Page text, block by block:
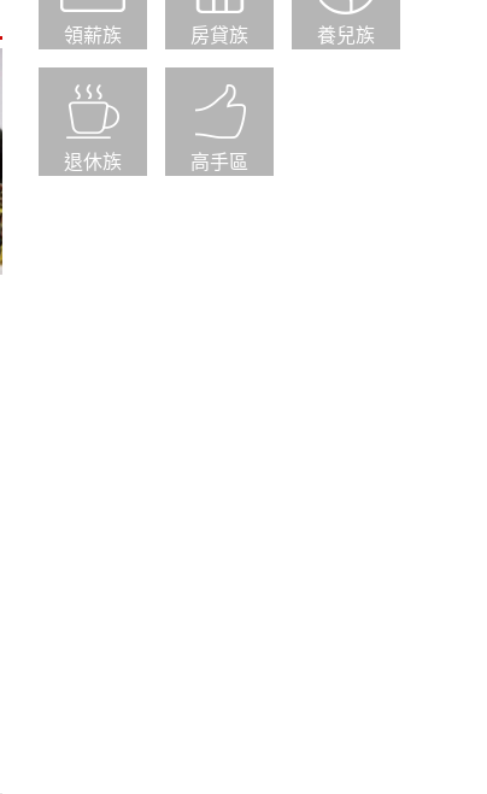
領薪族 房貸族 養兒族
退休族 高手區